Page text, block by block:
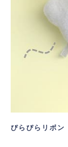
ぴらぴらリボン